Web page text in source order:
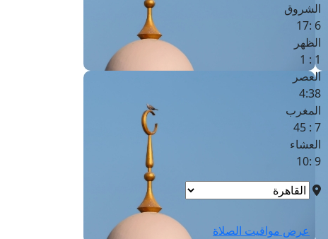
الشروق
6 :17
الظهر
1 : 1
العصر
4:38
المغرب
7 : 45
العشاء
9 :10
عرض مواقيت الصلاة